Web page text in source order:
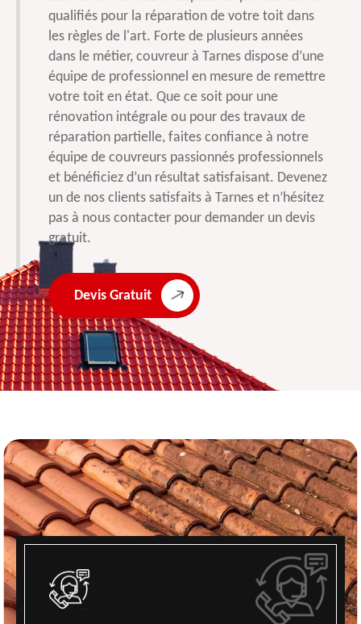
qualifiés pour la réparation de votre toit dans
les règles de l'art. Forte de plusieurs années
dans le métier, couvreur à Tarnes dispose d’une
équipe de professionnel en mesure de remettre
votre toit en état. Que ce soit pour une
rénovation intégrale ou pour des travaux de
réparation partielle, faites confiance à notre
équipe de couvreurs passionnés professionnels
et bénéficiez d’un résultat satisfaisant. Devenez
un de nos clients satisfaits à Tarnes et n’hésitez
pas à nous contacter pour demander un devis
gratuit.
Devis Gratuit